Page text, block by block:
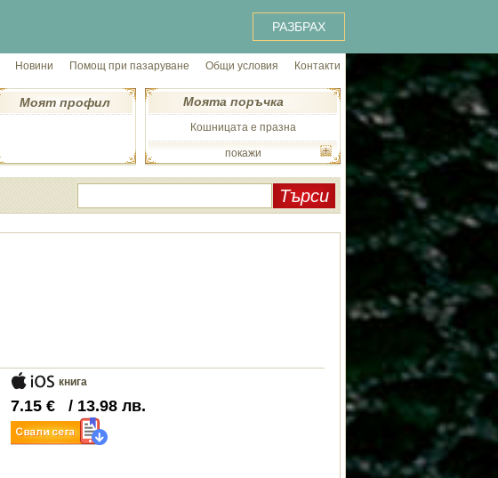
РАЗБРАХ
Новини Помощ при пазаруване Общи условия Контакти
Моят профил
Кошницата е празна
Моята поръчка
покажи
книга
7.15 € / 13.98 лв.